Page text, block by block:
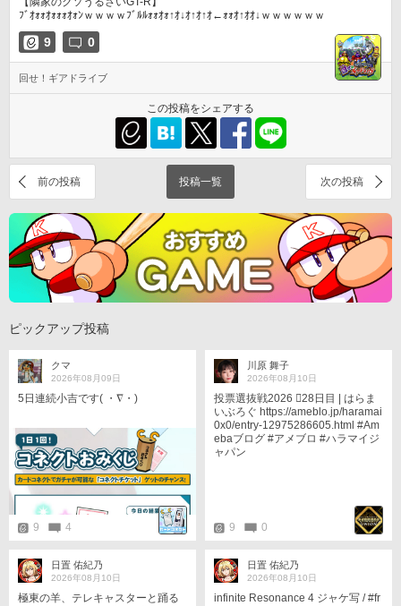
ﾌﾞｵｫｫｵｫｫｫｵｫﾝｗｗｗｗﾌﾞﾙﾙｫｫｵｫ↑ｵ↓ｵ↑ｵ↑ｵ←ｫｫｵ↑ｵｵ↓ｗｗｗｗｗｗ
9 0
回せ！ギアドライブ
この投稿をシェアする
前の投稿 投稿一覧 次の投稿
ピックアップ投稿
クマ
2026年08月09日
5日連続小吉です( ・∇・)
9 4
川原 舞子
2026年08月10日
投票選抜戦2026 󾇟28日目 | はらま
いぶろぐ https://ameblo.jp/haramai
0x0/entry-12975286605.html #Am
ebaブログ #アメブロ #ハラマイジ
ャパン
9 0
日置 佑紀乃
2026年08月10日
極東の羊、テレキャスターと踊る
日置 佑紀乃
2026年08月10日
infinite Resonance 4 ジャケ写 / #fr